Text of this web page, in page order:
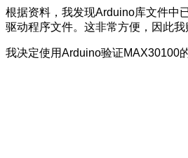
根据资料，我发现Arduino库文件中
驱动程序文件。这非常方便，因此我
我决定使用Arduino验证MAX30100